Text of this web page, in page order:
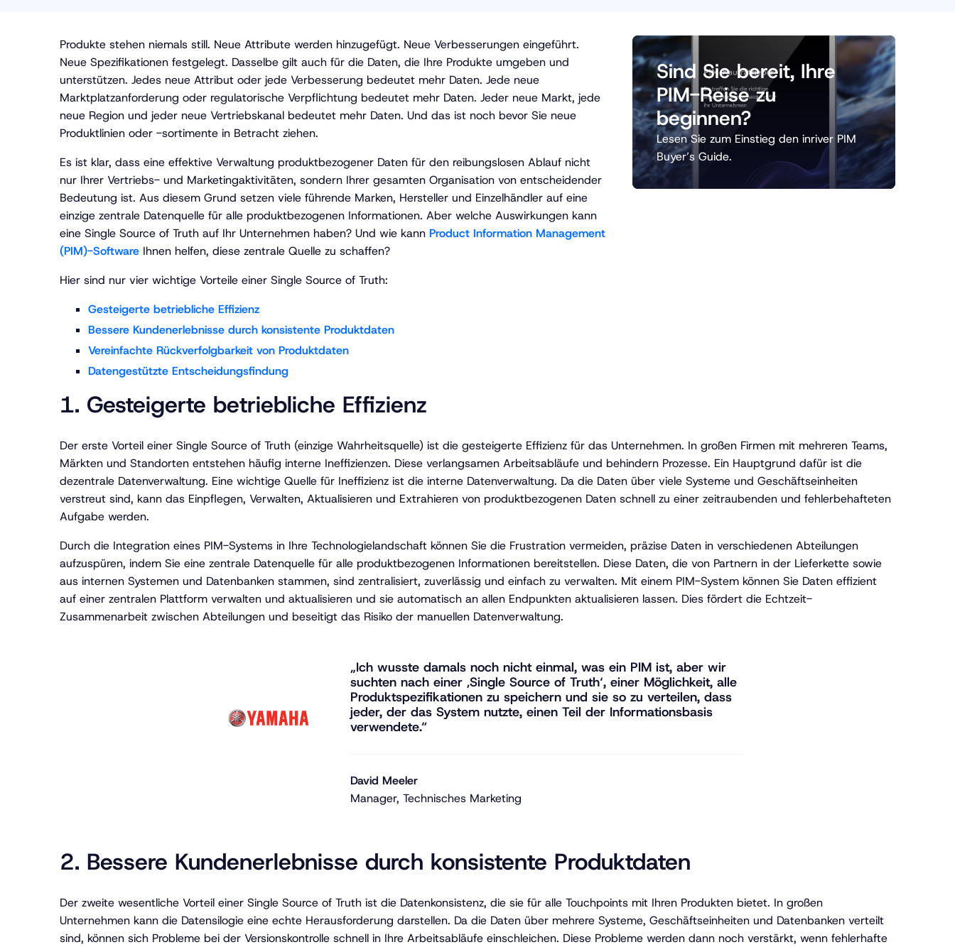
Produkte stehen niemals still. Neue Attribute werden hinzugefügt. Neue Verbesserungen eingeführt.
Neue Spezifikationen festgelegt. Dasselbe gilt auch für die Daten, die Ihre Produkte umgeben und
unterstützen. Jedes neue Attribut oder jede Verbesserung bedeutet mehr Daten. Jede neue
Marktplatzanforderung oder regulatorische Verpflichtung bedeutet mehr Daten. Jeder neue Markt, jede
neue Region und jeder neue Vertriebskanal bedeutet mehr Daten. Und das ist noch bevor Sie neue
Produktlinien oder -sortimente in Betracht ziehen.
Es ist klar, dass eine effektive Verwaltung produktbezogener Daten für den reibungslosen Ablauf nicht
nur Ihrer Vertriebs- und Marketingaktivitäten, sondern Ihrer gesamten Organisation von entscheidender
Bedeutung ist. Aus diesem Grund setzen viele führende Marken, Hersteller und Einzelhändler auf eine
einzige zentrale Datenquelle für alle produktbezogenen Informationen. Aber welche Auswirkungen kann
eine Single Source of Truth auf Ihr Unternehmen haben? Und wie kann Product Information Management
(PIM)-SoftwareIhnen helfen, diese zentrale Quelle zu schaffen?
Hier sind nur vier wichtige Vorteile einer Single Source of Truth:
Gesteigerte betriebliche Effizienz
Bessere Kundenerlebnisse durch konsistente Produktdaten
Vereinfachte Rückverfolgbarkeit von Produktdaten
Datengestützte Entscheidungsfindung
Sind Sie bereit, Ihre
PIM-Reise zu
beginnen?
Lesen Sie zum Einstieg den inriver PIM
Buyer’s Guide.
1. Gesteigerte betriebliche Effizienz
Der erste Vorteil einer Single Source of Truth (einzige Wahrheitsquelle) ist die gesteigerte Effizienz für das Unternehmen. In großen Firmen mit mehreren Teams,
Märkten und Standorten entstehen häufig interne Ineffizienzen. Diese verlangsamen Arbeitsabläufe und behindern Prozesse. Ein Hauptgrund dafür ist die
dezentrale Datenverwaltung. Eine wichtige Quelle für Ineffizienz ist die interne Datenverwaltung. Da die Daten über viele Systeme und Geschäftseinheiten
verstreut sind, kann das Einpflegen, Verwalten, Aktualisieren und Extrahieren von produktbezogenen Daten schnell zu einer zeitraubenden und fehlerbehafteten
Aufgabe werden.
Durch die Integration eines PIM-Systems in Ihre Technologielandschaft können Sie die Frustration vermeiden, präzise Daten in verschiedenen Abteilungen
aufzuspüren, indem Sie eine zentrale Datenquelle für alle produktbezogenen Informationen bereitstellen. Diese Daten, die von Partnern in der Lieferkette sowie
aus internen Systemen und Datenbanken stammen, sind zentralisiert, zuverlässig und einfach zu verwalten. Mit einem PIM-System können Sie Daten effizient
auf einer zentralen Plattform verwalten und aktualisieren und sie automatisch an allen Endpunkten aktualisieren lassen. Dies fördert die Echtzeit-
Zusammenarbeit zwischen Abteilungen und beseitigt das Risiko der manuellen Datenverwaltung.
„Ich wusste damals noch nicht einmal, was ein PIM ist, aber wir
suchten nach einer ‚Single Source of Truth‘, einer Möglichkeit, alle
Produktspezifikationen zu speichern und sie so zu verteilen, dass
jeder, der das System nutzte, einen Teil der Informationsbasis
verwendete.“
David Meeler
Manager, Technisches Marketing
2. Bessere Kundenerlebnisse durch konsistente Produktdaten
Der zweite wesentliche Vorteil einer Single Source of Truth ist die Datenkonsistenz, die sie für alle Touchpoints mit Ihren Produkten bietet. In großen
Unternehmen kann die Datensilogie eine echte Herausforderung darstellen. Da die Daten über mehrere Systeme, Geschäftseinheiten und Datenbanken verteilt
sind, können sich Probleme bei der Versionskontrolle schnell in Ihre Arbeitsabläufe einschleichen. Diese Probleme werden dann noch verstärkt, wenn fehlerhafte